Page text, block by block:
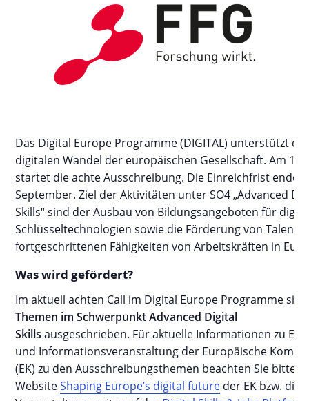
Das Digital Europe Programme (DIGITAL) unterstützt
digitalen Wandel der europäischen Gesellschaft. Am 15.
startet die achte Ausschreibung. Die Einreichfrist endet
September. Ziel der Aktivitäten unter SO4 „Advanced
Skills“ sind der Ausbau von Bildungsangeboten für
Schlüsseltechnologien sowie die Förderung von
fortgeschrittenen Fähigkeiten von Arbeitskräften in
Was wird gefördert?
Im aktuell achten Call im Digital Europe Programme
Themen im Schwerpunkt Advanced Digital
Skillsausgeschrieben. Für aktuelle Informationen zu
und Informationsveranstaltung der Europäische
(EK) zu den Ausschreibungsthemen beachten Sie bitte
WebsiteShaping Europe’s digital future der EK bzw. die